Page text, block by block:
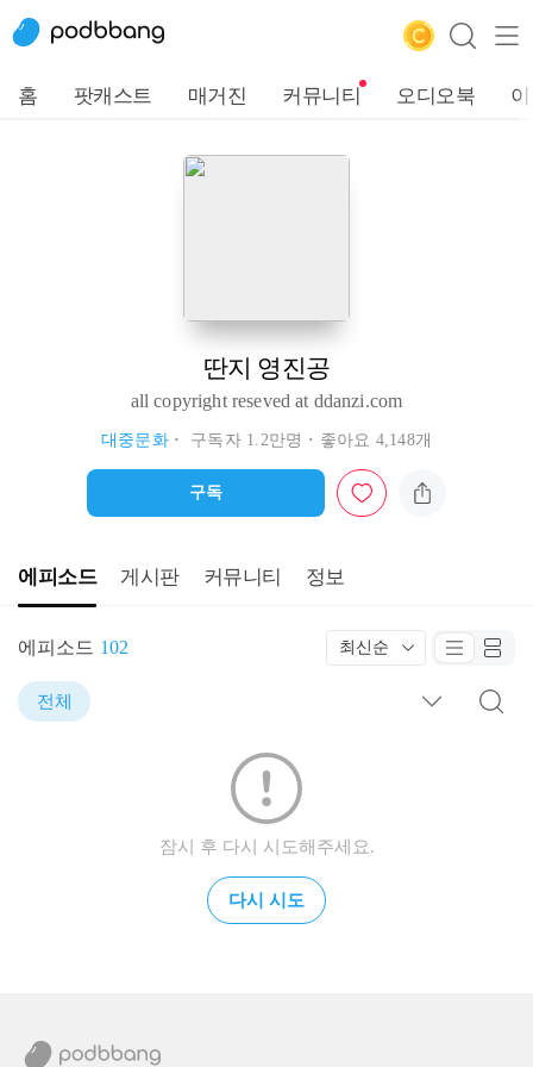
홈 팟캐스트 매거진 커뮤니티 오디오북
딴지 영진공
all copyright reseved at ddanzi.com
대중문화 구독자 1.2만명 좋아요 4,148개
구독
에피소드 게시판 커뮤니티 정보
에피소드 102 최신순
전체
잠시 후 다시 시도해주세요.
다시 시도